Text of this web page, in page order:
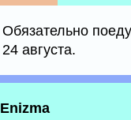
Обязательно
24 августа.
Enizma